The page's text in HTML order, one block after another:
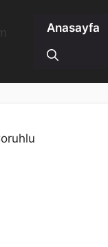
Anasayfa